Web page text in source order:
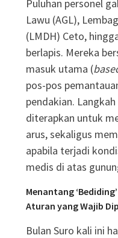
Puluhan personel
Lawu (AGL),
(LMDH) Ceto,
berlapis. Mereka
masuk utama (
pos-pos
pendakian.
diterapkan untuk
arus, sekaligus
apabila terjadi
medis di atas
Menantang
Aturan yang Wajib
Bulan Suro kali ini